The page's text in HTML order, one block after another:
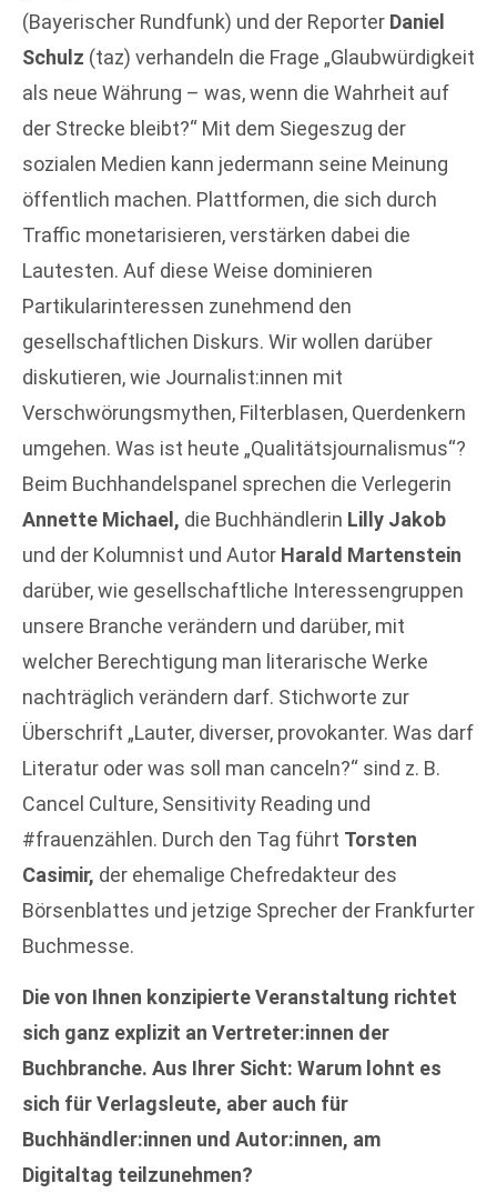
(Bayerischer Rundfunk) und der Reporter Daniel
Schulz (taz) verhandeln die Frage „Glaubwürdigkeit
als neue Währung – was, wenn die Wahrheit auf
der Strecke bleibt?“ Mit dem Siegeszug der
sozialen Medien kann jedermann seine Meinung
öffentlich machen. Plattformen, die sich durch
Traffic monetarisieren, verstärken dabei die
Lautesten. Auf diese Weise dominieren
Partikularinteressen zunehmend den
gesellschaftlichen Diskurs. Wir wollen darüber
diskutieren, wie Journalist:innen mit
Verschwörungsmythen, Filterblasen, Querdenkern
umgehen. Was ist heute „Qualitätsjournalismus“?
Beim Buchhandelspanel sprechen die Verlegerin
Annette Michael, die Buchhändlerin Lilly Jakob
und der Kolumnist und Autor Harald Martenstein
darüber, wie gesellschaftliche Interessengruppen
unsere Branche verändern und darüber, mit
welcher Berechtigung man literarische Werke
nachträglich verändern darf. Stichworte zur
Überschrift „Lauter, diverser, provokanter. Was darf
Literatur oder was soll man canceln?“ sind z. B.
Cancel Culture, Sensitivity Reading und
#frauenzählen. Durch den Tag führt Torsten
Casimir, der ehemalige Chefredakteur des
Börsenblattes und jetzige Sprecher der Frankfurter
Buchmesse.
Die von Ihnen konzipierte Veranstaltung richtet
sich ganz explizit an Vertreter:innen der
Buchbranche. Aus Ihrer Sicht: Warum lohnt es
sich für Verlagsleute, aber auch für
Buchhändler:innen und Autor:innen, am
Digitaltag teilzunehmen?